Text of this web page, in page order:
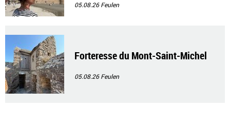
05.08.26Feulen
Forteresse du Mont-Saint-Michel
05.08.26Feulen